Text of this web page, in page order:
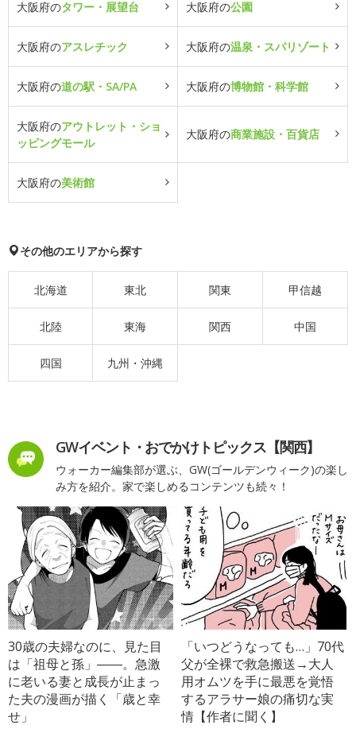
大阪府のタワー・展望台 大阪府の公園
大阪府のアスレチック 大阪府の温泉・スパリゾート
大阪府の道の駅・SA/PA 大阪府の博物館・科学館
大阪府のアウトレット・ショ
ッピングモール
大阪府の商業施設・百貨店
大阪府の美術館
その他のエリアから探す
北海道 東北 関東 甲信越
北陸 東海 関西 中国
四国 九州・沖縄
GWイベント・おでかけトピックス【関西】
ウォーカー編集部が選ぶ、GW(ゴールデンウィーク)の楽し
み方を紹介。家で楽しめるコンテンツも続々！
30歳の夫婦なのに、見た目
は「祖母と孫」――。急激
に老いる妻と成長が止まっ
た夫の漫画が描く「歳と幸
せ」
「いつどうなっても…」70代
父が全裸で救急搬送→大人
用オムツを手に最悪を覚悟
するアラサー娘の痛切な実
情【作者に聞く】